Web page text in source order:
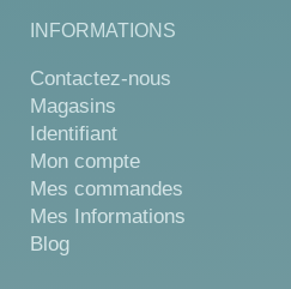
INFORMATIONS
Contactez-nous
Magasins
Identifiant
Mon compte
Mes commandes
Mes Informations
Blog